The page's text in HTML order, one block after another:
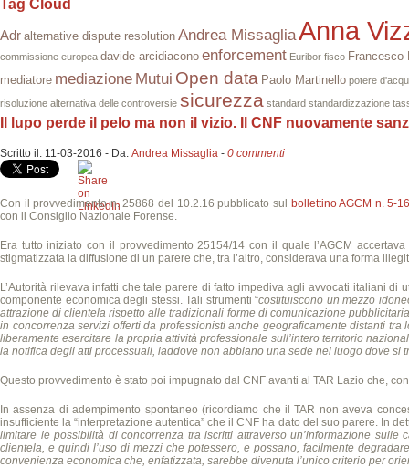
Tag Cloud
Adr alternative dispute resolution Andrea MissagliaAnna
commissione europea davide arcidiacono enforcement Euribor fisco Francesco
mediatore mediazione Mutui Open data Paolo Martinello potere
risoluzione alternativa delle controversie sicurezza standard standardizzazione
Il lupo perde il pelo ma non il vizio. Il CNF nuovamente
Scritto il: 11-03-2016 - Da: Andrea Missaglia - 0 commenti
Con il provvedimento n. 25868 del 10.2.16 pubblicato sul
bollettino AGCM n. 5-
con il Consiglio Nazionale Forense.
Era tutto iniziato con il provvedimento 25154/14 con il quale l’AGCM
stigmatizzata la diffusione di un parere che, tra l’altro, considerava una forma
L’Autorità rilevava infatti che tale parere di fatto impediva agli avvocati italiani
componente economica degli stessi. Tali strumenti “costituiscono un mezzo
attrazione di clientela rispetto alle tradizionali forme di comunicazione
in concorrenza servizi offerti da professionisti anche geograficamente distanti
liberamente esercitare la propria attività professionale sull’intero territorio
la notifica degli atti processuali, laddove non abbiano una sede nel luogo dove
Questo provvedimento è stato poi impugnato dal CNF avanti al TAR Lazio che,
In assenza di adempimento spontaneo (ricordiamo che il TAR non aveva
insufficiente la “interpretazione autentica” che il CNF ha dato del suo parere. In
limitare le possibilità di concorrenza tra iscritti attraverso un’informazione
clientela, e quindi l’uso di mezzi che potessero, e possano, facilmente
convenienza economica che, enfatizzata, sarebbe divenuta l’unico criterio per